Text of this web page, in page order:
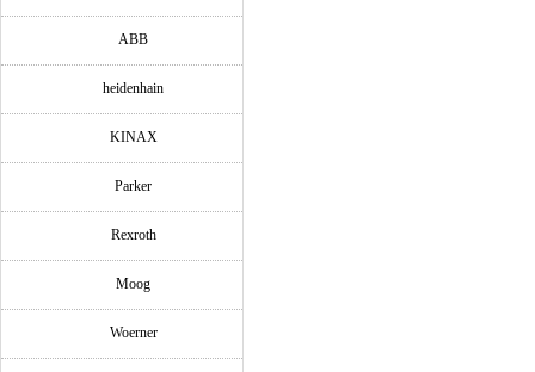
ABB
heidenhain
KINAX
Parker
Rexroth
Moog
Woerner